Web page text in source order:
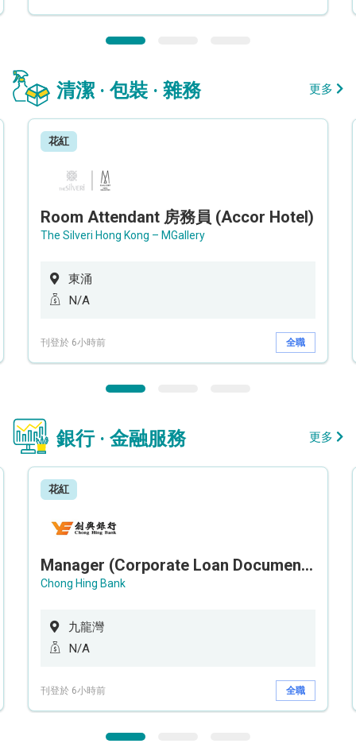
清潔 · 包裝 · 雜務 更多
花紅
Room Attendant 房務員 (Accor Hotel)
The Silveri Hong Kong – MGallery
東涌
N/A
刊登於 6小時前 全職
銀行 · 金融服務 更多
花紅
Manager (Corporate Loan Documentation) - Credit Administration Department
Chong Hing Bank
九龍灣
N/A
刊登於 6小時前 全職